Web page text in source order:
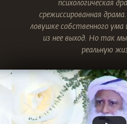
психологическая
срежиссированная
ловушке собственного
из нее выход. Но так
реальную